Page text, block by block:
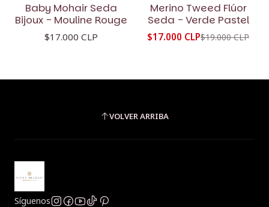
Baby Mohair Seda
Bijoux - Mouline Rouge
$17.000 CLP
Merino Tweed Flúor
Seda - Verde Pastel
$17.000 CLP$19.000 CLP
VOLVER ARRIBA
Síguenos